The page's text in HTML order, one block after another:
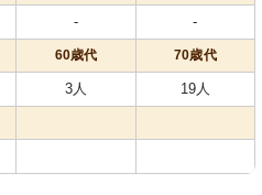
- -
60歳代 70歳代
3人 19人